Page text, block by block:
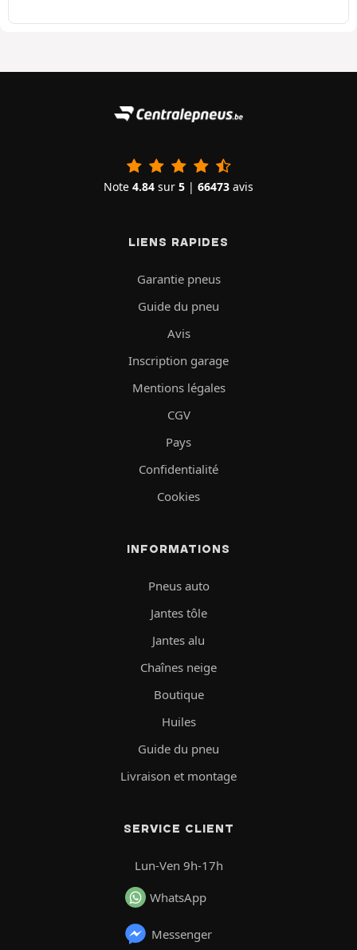
Note 4.84 sur 5 | 66473 avis
LIENS RAPIDES
Garantie pneus
Guide du pneu
Avis
Inscription garage
Mentions légales
CGV
Pays
Confidentialité
Cookies
INFORMATIONS
Pneus auto
Jantes tôle
Jantes alu
Chaînes neige
Boutique
Huiles
Guide du pneu
Livraison et montage
SERVICE CLIENT
Lun-Ven 9h-17h
WhatsApp
Messenger